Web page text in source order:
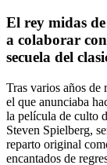
El rey midas
a colaborar
secuela del
Tras varios años
el que anunciaba
la película de culto
Steven Spielberg,
reparto original
encantados de